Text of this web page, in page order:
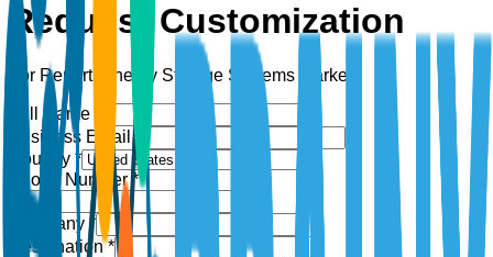
Request Customization
For Report: Energy Storage Systems Market
Full Name *
Business Email *
Country *
Phone Number *
Company *
Designation *